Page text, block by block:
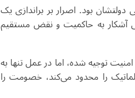
دولتشان بود. اصرار بر براندازی یک
آشکار به حاکمیت و نقض مستقیم
توجیه شده، اما در عمل تنها به
را محدود می‌کند، خصومت را